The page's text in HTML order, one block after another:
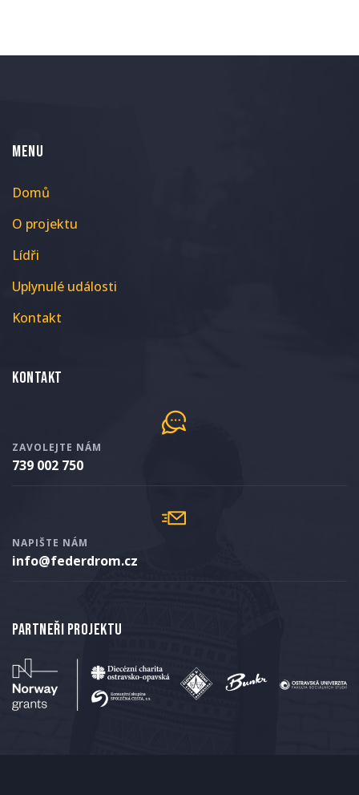
MENU
Domů
O projektu
Lídři
Uplynulé události
Kontakt
Kontakt
ZAVOLEJTE NÁM
739 002 750
NAPIŠTE NÁM
info@federdrom.cz
Partneři projektu